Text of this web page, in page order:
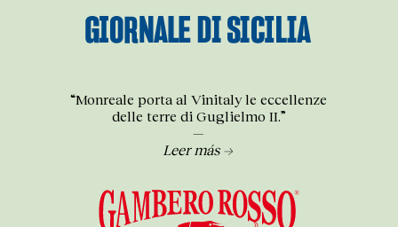
“Monreale porta al Vinitaly le eccellenze
delle terre di Guglielmo II.”
—
Leer más →